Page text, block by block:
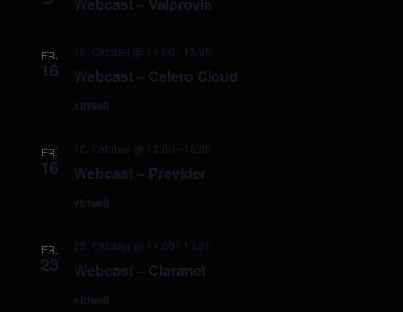
FR.
16 Webcast – Celero Cloud
16. Oktober @ 14:00 - 15:00
virtuell
FR.
16 Webcast – Previder
16. Oktober @ 15:00 - 16:00
virtuell
FR.
23 Webcast – Claranet
23. Oktober @ 14:00 - 15:00
virtuell